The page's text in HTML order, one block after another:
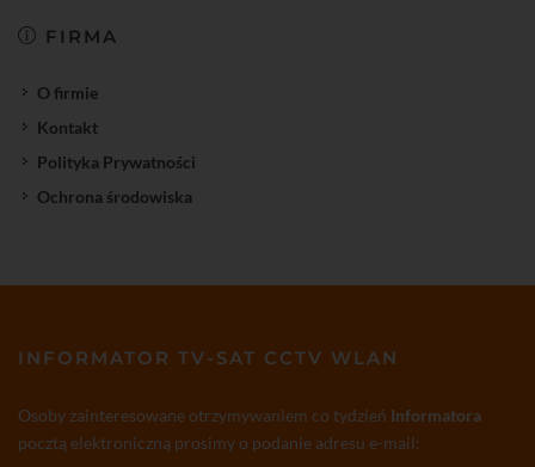
FIRMA
O firmie
Kontakt
Polityka Prywatności
Ochrona środowiska
INFORMATOR TV-SAT CCTV WLAN
Osoby zainteresowane otrzymywaniem co tydzień Informatora
pocztą elektroniczną prosimy o podanie adresu e-mail: